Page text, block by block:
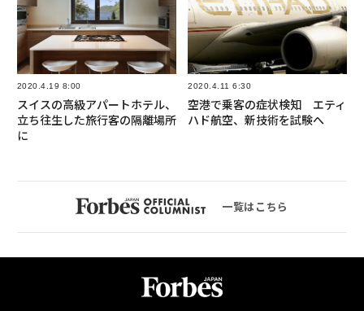
2020.4.19 8:00
スイスの高級アパートホテル、
立ち往生した旅行客の隔離場所
に
2020.4.11 6:30
空港で乗客の症状検知 エティ
ハド航空、新技術を試験へ
一覧はこちら